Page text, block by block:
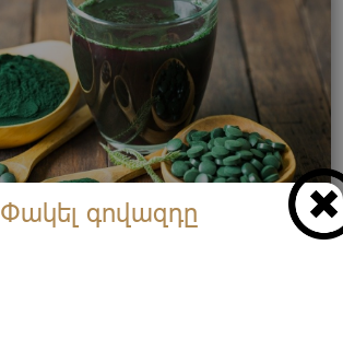
Փակել գովազդը